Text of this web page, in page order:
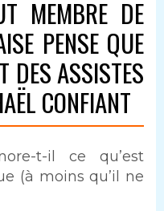
MEMBRE DE
PENSE QUE
DES ASSISTES
CONFIANT
t-il ce qu’est
(à moins qu’il ne